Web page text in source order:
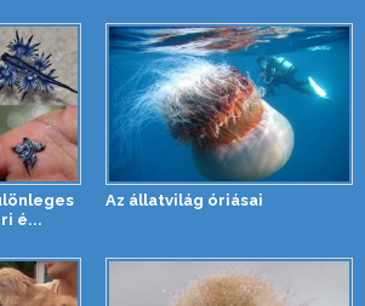
é...
Az állatvilág óriásai